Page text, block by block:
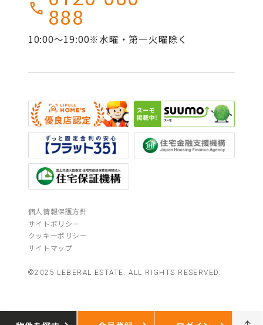
888
10:00～19:00※水曜・第一火曜除く
個人情報保護方針
サイトポリシー
クッキーポリシー
サイトマップ
©2025 LEBERAL ESTATE. ALL RIGHTS RESERVED.